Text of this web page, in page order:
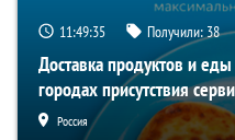
11:49:35 Получили:38
Доставка продуктов и
городах присутствия
Россия